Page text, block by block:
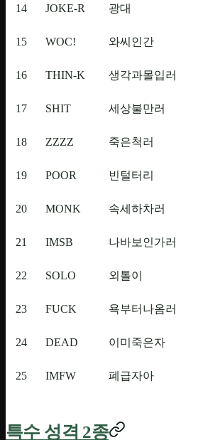
14 JOKE-R 광대
15 WOC! 와씨인간
16 THIN-K 생각과몰입러
17 SHIT 세상불만러
18 ZZZZ 죽은척러
19 POOR 빈털터리
20 MONK 속세하차러
21 IMSB 나바보인가러
22 SOLO 외톨이
23 FUCK 욕부터나옴러
24 DEAD 이미죽은자
25 IMFW 폐급자아
특수 성격 2종